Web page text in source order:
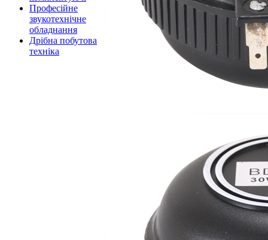
Професійне
звукотехнічне
обладнання
Дрібна побутова
техніка